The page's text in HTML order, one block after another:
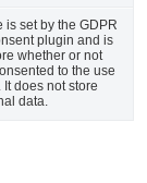
is set by the GDPR
plugin and is
whether or not
to the use
It does not store
data.